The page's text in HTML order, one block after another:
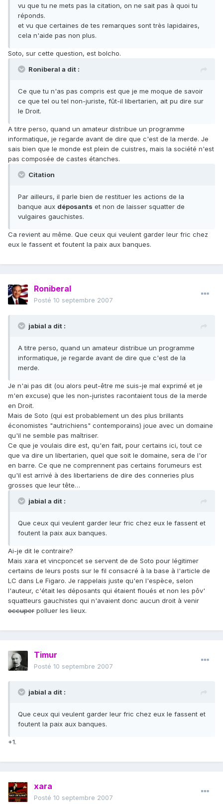
vu que tu ne mets pas la citation, on ne sait pas à quoi tu
réponds.
et vu que certaines de tes remarques sont très lapidaires,
cela n'aide pas non plus.
Soto, sur cette question, est bolcho.
Roniberal a dit :
Ce que tu n'as pas compris est que je me moque de savoir
ce que tel ou tel non-juriste, fût-il libertarien, ait pu dire sur
le Droit.
A titre perso, quand un amateur distribue un programme
informatique, je regarde avant de dire que c'est de la merde. Je
sais bien que le monde est plein de cuistres, mais la société n'est
pas composée de castes étanches.
Citation
Par ailleurs, il parle bien de restituer les actions de la
banque aux déposants et non de laisser squatter de
vulgaires gauchistes.
Ca revient au même. Que ceux qui veulent garder leur fric chez
eux le fassent et foutent la paix aux banques.
Roniberal
Posté 10 septembre 2007
jabial a dit :
A titre perso, quand un amateur distribue un programme
informatique, je regarde avant de dire que c'est de la
merde.
Je n'ai pas dit (ou alors peut-être me suis-je mal exprimé et je
m'en excuse) que les non-juristes racontaient tous de la merde
en Droit.
Mais de Soto (qui est probablement un des plus brillants
économistes "autrichiens" contemporains) joue avec un domaine
qu'il ne semble pas maîtriser.
Ce que je voulais dire est, qu'en fait, pour certains ici, tout ce
que va dire un libertarien, quel que soit le domaine, sera de l'or
en barre. Ce que ne comprennent pas certains forumeurs est
qu'il est arrivé à des libertariens de dire des conneries plus
grosses que leur tête…
jabial a dit :
Que ceux qui veulent garder leur fric chez eux le fassent et
foutent la paix aux banques.
Ai-je dit le contraire?
Mais xara et vincponcet se servent de de Soto pour légitimer
certains de leurs posts sur le fil consacré à la base à l'article de
LC dans Le Figaro. Je rappelais juste qu'en l'espèce, selon
l'auteur, c'était les déposants qui étaient floués et non les pôv'
squatteurs gauchistes qui n'avaient donc aucun droit à venir
occuper polluer les lieux.
Timur
Posté 10 septembre 2007
jabial a dit :
Que ceux qui veulent garder leur fric chez eux le fassent et
foutent la paix aux banques.
+1.
xara
Posté 10 septembre 2007